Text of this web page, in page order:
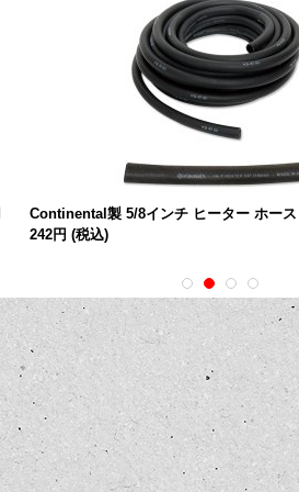
Continental製 5/8インチ ヒーター ホース
242円 (税込)